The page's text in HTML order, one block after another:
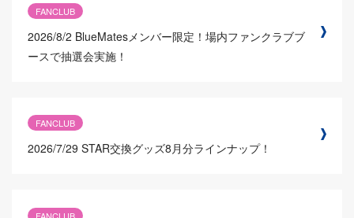
FANCLUB
2026/8/2 BlueMatesメンバー限定！場内ファンクラブブ
ースで抽選会実施！
FANCLUB
2026/7/29 STAR交換グッズ8月分ラインナップ！
FANCLUB